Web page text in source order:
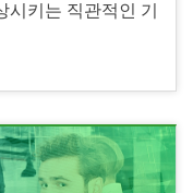
키는 직관적인 기